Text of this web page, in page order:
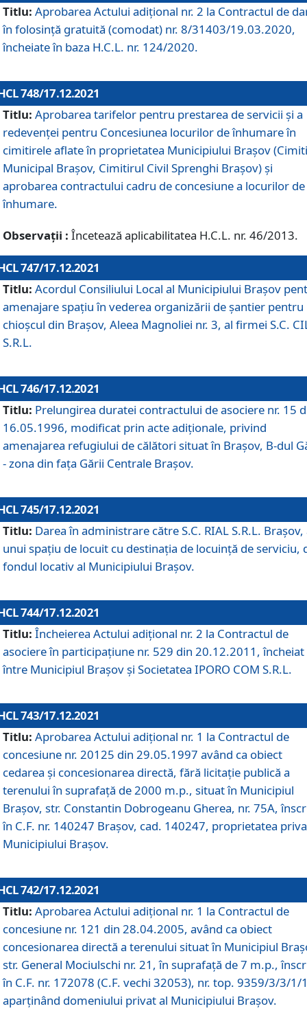
Titlu: Aprobarea Actului adițional nr. 2 la Contractul de
în folosință gratuită (comodat) nr. 8/31403/19.03.2020,
încheiate în baza H.C.L. nr. 124/2020.
748/17.12.2021
Titlu: Aprobarea tarifelor pentru prestarea de servicii şi a
redevenţei pentru Concesiunea locurilor de înhumare în
cimitirele aflate în proprietatea Municipiului Braşov
Municipal Braşov, Cimitirul Civil Sprenghi Braşov) şi
aprobarea contractului cadru de concesiune a locurilor de
înhumare.
Observații : Încetează aplicabilitatea H.C.L. nr. 46/2013.
747/17.12.2021
Titlu: Acordul Consiliului Local al Municipiului Braşov
amenajare spațiu în vederea organizării de șantier pentru
chioșcul din Brașov, Aleea Magnoliei nr. 3, al firmei S.C.
S.R.L.
746/17.12.2021
Titlu: Prelungirea duratei contractului de asociere nr. 15
16.05.1996, modificat prin acte adiționale, privind
amenajarea refugiului de călători situat în Brașov, B-dul
- zona din faţa Gării Centrale Brașov.
745/17.12.2021
Titlu: Darea în administrare către S.C. RIAL S.R.L. Brașov,
unui spațiu de locuit cu destinația de locuință de serviciu,
fondul locativ al Municipiului Brașov.
744/17.12.2021
Titlu: Încheierea Actului adițional nr. 2 la Contractul de
asociere în participațiune nr. 529 din 20.12.2011, încheiat
între Municipiul Brașov și Societatea IPORO COM S.R.L.
743/17.12.2021
Titlu: Aprobarea Actului adiţional nr. 1 la Contractul de
concesiune nr. 20125 din 29.05.1997 având ca obiect
cedarea și concesionarea directă, fără licitație publică a
terenului în suprafață de 2000 m.p., situat în Municipiul
Brașov, str. Constantin Dobrogeanu Gherea, nr. 75A,
în C.F. nr. 140247 Brașov, cad. 140247, proprietatea
Municipiului Brașov.
742/17.12.2021
Titlu: Aprobarea Actului adiţional nr. 1 la Contractul de
concesiune nr. 121 din 28.04.2005, având ca obiect
concesionarea directă a terenului situat în Municipiul
str. General Mociulschi nr. 21, în suprafață de 7 m.p.,
în C.F. nr. 172078 (C.F. vechi 32053), nr. top. 9359/3/3/1/
aparținând domeniului privat al Municipiului Brașov.